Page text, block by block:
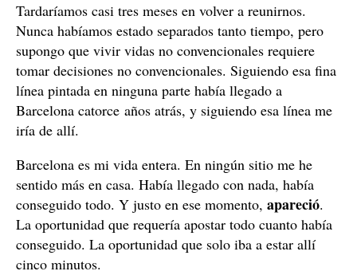
Tardaríamos casi tres meses en volver a reunirnos.
Nunca habíamos estado separados tanto tiempo, pero
supongo que vivir vidas no convencionales requiere
tomar decisiones no convencionales. Siguiendo esa fina
línea pintada en ninguna parte había llegado a
Barcelona catorce años atrás, y siguiendo esa línea me
iría de allí.
Barcelona es mi vida entera. En ningún sitio me he
sentido más en casa. Había llegado con nada, había
conseguido todo. Y justo en ese momento, apareció.
La oportunidad que requería apostar todo cuanto había
conseguido. La oportunidad que solo iba a estar allí
cinco minutos.